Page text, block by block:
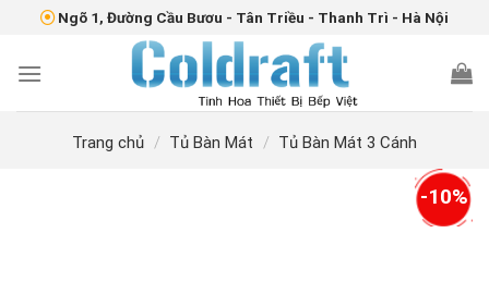
content
Ngõ 1, Đường Cầu Bươu - Tân Triều - Thanh Trì - Hà Nội
Trang chủ / Tủ Bàn Mát / Tủ Bàn Mát 3 Cánh
-10%